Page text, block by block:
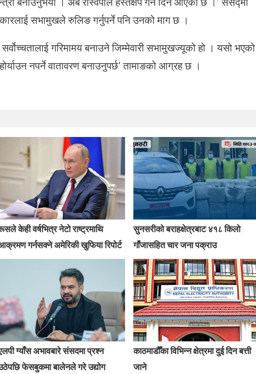
सभामुखले रुलिङ गर्नुपर्ने पनि उनको माग छ ।
गरिमामय बनाउने जिम्मेवारी सभामुखज्यूको हो । यसो भएको
नपर्ने वातावरण बनाउनुपर्छ’ तामाङको आग्रह छ ।
केही वर्षभित्र नेटो राष्ट्रमाथि
गर्नसक्ने अमेरिकी खुफिया रिपोर्ट
सुनसरीको बराहक्षेत्रबाट ४१८ किलो
गाँजासहित चार जना पक्राउ
ग्याँस अभावबारे संसदमा प्रश्न
फेसबुकमा बालेनले गरे उद्योग
काठमाडौँका विभिन्न क्षेत्रमा दुई दिन बत्ती
जाने